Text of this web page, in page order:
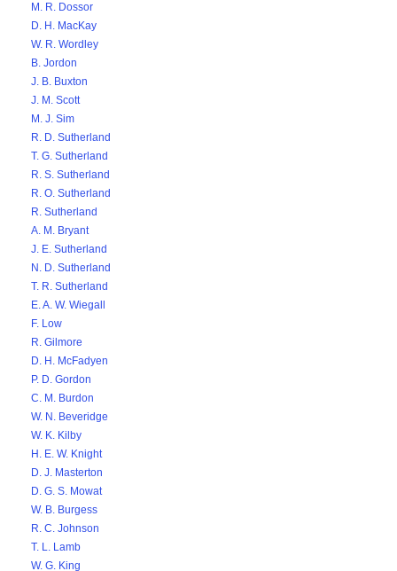
M. R. Dossor
D. H. MacKay
W. R. Wordley
B. Jordon
J. B. Buxton
J. M. Scott
M. J. Sim
R. D. Sutherland
T. G. Sutherland
R. S. Sutherland
R. O. Sutherland
R. Sutherland
A. M. Bryant
J. E. Sutherland
N. D. Sutherland
T. R. Sutherland
E. A. W. Wiegall
F. Low
R. Gilmore
D. H. McFadyen
P. D. Gordon
C. M. Burdon
W. N. Beveridge
W. K. Kilby
H. E. W. Knight
D. J. Masterton
D. G. S. Mowat
W. B. Burgess
R. C. Johnson
T. L. Lamb
W. G. King